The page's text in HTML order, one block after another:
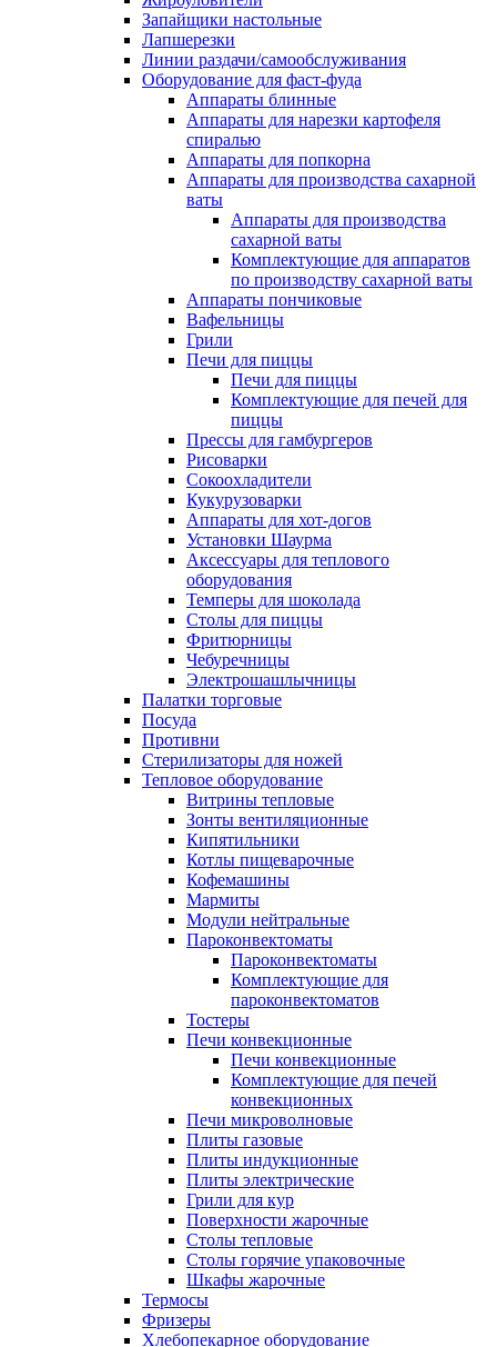
Запайщики настольные
Лапшерезки
Линии раздачи/самообслуживания
Оборудование для фаст-фуда
Аппараты блинные
Аппараты для нарезки картофеля
спиралью
Аппараты для попкорна
Аппараты для производства сахарной
ваты
Аппараты для производства
сахарной ваты
Комплектующие для аппаратов
по производству сахарной ваты
Аппараты пончиковые
Вафельницы
Грили
Печи для пиццы
Печи для пиццы
Комплектующие для печей для
пиццы
Прессы для гамбургеров
Рисоварки
Сокоохладители
Кукурузоварки
Аппараты для хот-догов
Установки Шаурма
Аксессуары для теплового
оборудования
Темперы для шоколада
Столы для пиццы
Фритюрницы
Чебуречницы
Электрошашлычницы
Палатки торговые
Посуда
Противни
Стерилизаторы для ножей
Тепловое оборудование
Витрины тепловые
Зонты вентиляционные
Кипятильники
Котлы пищеварочные
Кофемашины
Мармиты
Модули нейтральные
Пароконвектоматы
Пароконвектоматы
Комплектующие для
пароконвектоматов
Тостеры
Печи конвекционные
Печи конвекционные
Комплектующие для печей
конвекционных
Печи микроволновые
Плиты газовые
Плиты индукционные
Плиты электрические
Грили для кур
Поверхности жарочные
Столы тепловые
Столы горячие упаковочные
Шкафы жарочные
Термосы
Фризеры
Хлебопекарное оборудование